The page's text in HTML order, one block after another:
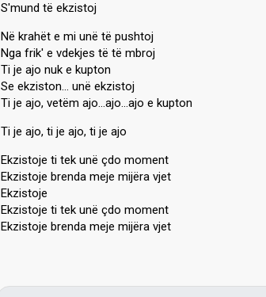
S'mund të ekzistoj
Në krahët e mi unë të pushtoj
Nga frik' e vdekjes të të mbroj
Ti je ajo nuk e kupton
Se ekziston... unë ekzistoj
Ti je ajo, vetëm ajo...ajo...ajo e kupton
Ti je ajo, ti je ajo, ti je ajo
Ekzistoje ti tek unë çdo moment
Ekzistoje brenda meje mijëra vjet
Ekzistoje
Ekzistoje ti tek unë çdo moment
Ekziѕtoje brenda meje mijërа vjet